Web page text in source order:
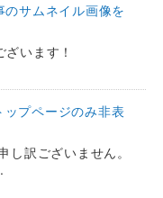
サムネイル画像を
います！
プページのみ非表
訳ございません。